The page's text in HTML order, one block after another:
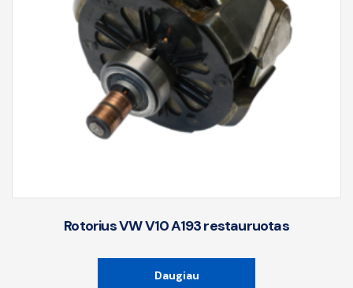
Rotorius VW V10 A193 restauruotas
Daugiau